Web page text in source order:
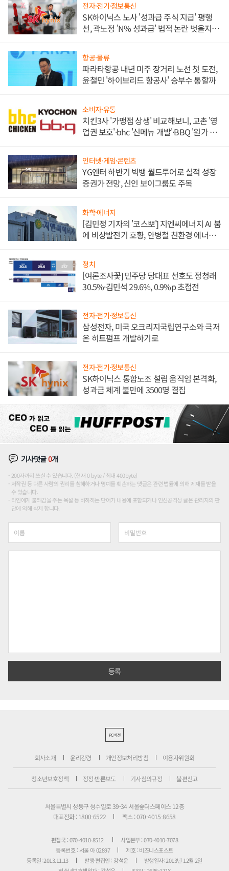
전자·전기·정보통신
SK하이닉스 노사 '성과급 주식 지급' 평행
선, 곽노정 'N% 성과급' 법적 논란 벗을지 주
항공·물류
파라타항공 내년 미주 장거리 노선 첫 도전,
윤철민 '하이브리드 항공사' 승부수 통할까
소비자·유통
치킨3사 '가맹점 상생' 비교해보니, 교촌 '영
업권 보호'·bhc '신메뉴 개발'·BBQ '원가 부
인터넷·게임·콘텐츠
YG엔터 하반기 빅뱅 월드투어로 실적 성장
증권가 전망, 신인 보이그룹도 주목
화학·에너지
[김민정 기자의 '코스뽀'] 지엔씨에너지 AI 붐
에 비상발전기 호황, 안병철 친환경 에너지
정치
[여론조사꽃] 민주당 당대표 선호도 정청래
30.5%·김민석 29.6%, 0.9%p 초접전
전자·전기·정보통신
삼성전자, 미국 오크리지국립연구소와 극저
온 히트펌프 개발하기로
전자·전기·정보통신
SK하이닉스 통합노조 설립 움직임 본격화,
성과급 체계 불만에 3500명 결집
기사댓글0개
200자까지 쓰실 수 있습니다. (현재 0 byte / 최대 400byte)
저작권 등 다른 사람의 권리를 침해하거나 명예를 훼손하는 댓글은 관련 법률에 의해 제재를 받을
수 있습니다.
타인에게 불쾌감을 주는 욕설 등 비하하는 단어가 내용에 포함되거나 인신공격성 글은 관리자의 판
단에 의해 삭제 합니다.
PC버전
회사소개 윤리강령 개인정보처리방침 이용자위원회
청소년보호정책 정정·반론보도 기사심의규정 불편신고
서울특별시 성동구 성수일로 39-34 서울숲더스페이스 12층
대표전화 : 1800-6522
팩스 : 070-4015-8658
편집국 : 070-4010-8512
사업본부 : 070-4010-7078
등록번호 : 서울 아 02897
제호 : 비즈니스포스트
등록일: 2013.11.13
발행·편집인 : 강석운
발행일자: 2013년 12월 2일